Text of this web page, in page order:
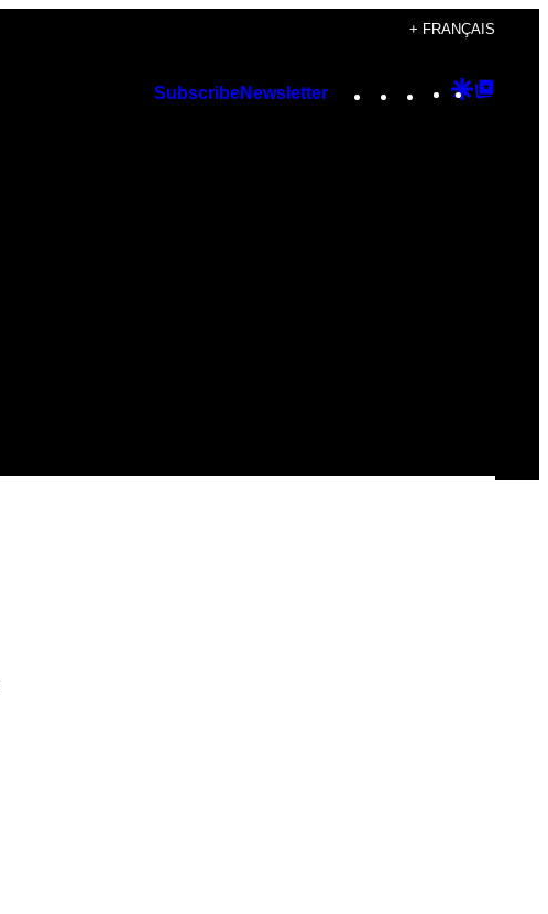
+ FRANÇAIS
SubscribeNewsletter Instagram
TikTok
YouTube
Google